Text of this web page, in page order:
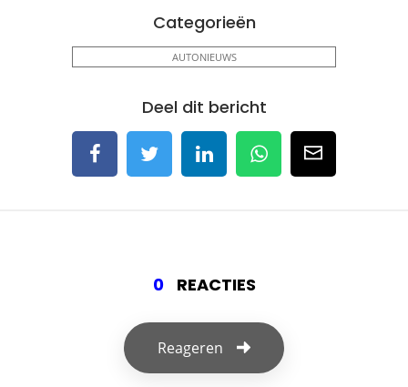
Categorieën
AUTONIEUWS
Deel dit bericht
0 REACTIES
Reageren